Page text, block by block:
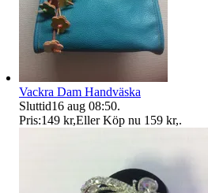
Vackra Dam Handväska
Sluttid16 aug 08:50.
Pris:149 kr,Eller Köp nu 159 kr,.